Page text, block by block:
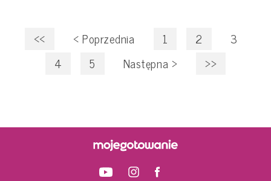
<< < Poprzednia 1 2
3
4
5 Następna > >>